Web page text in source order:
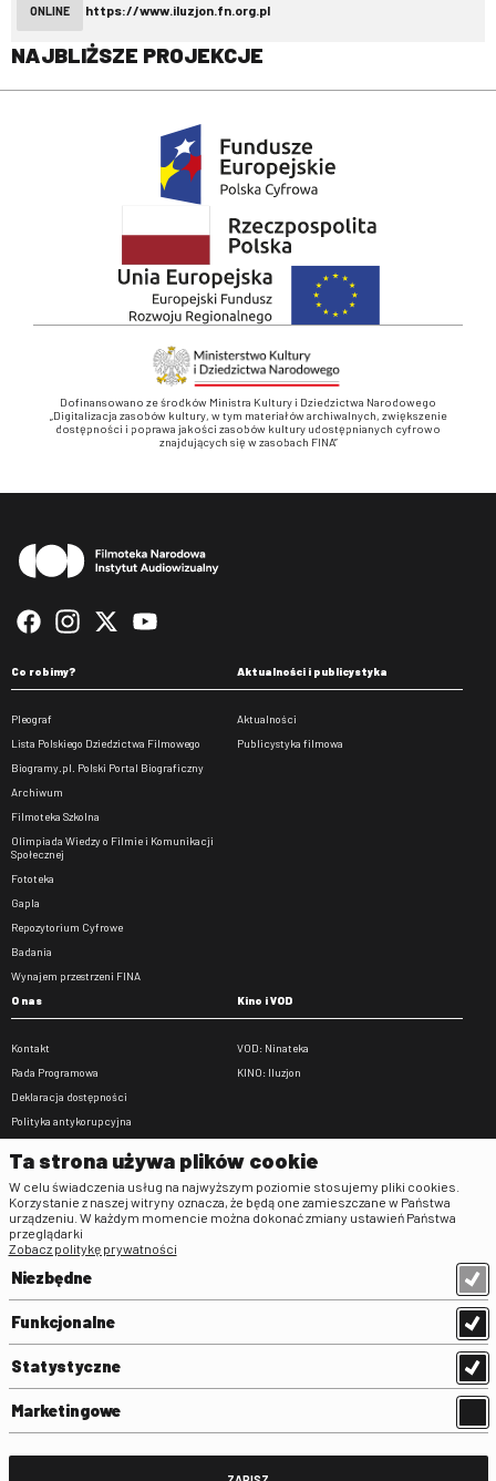
ONLINE https://www.iluzjon.fn.org.pl
NAJBLIŻSZE PROJEKCJE
Dofinansowano ze środków Ministra Kultury i Dziedzictwa Narodowego
„Digitalizacja zasobów kultury, w tym materiałów archiwalnych, zwiększenie
dostępności i poprawa jakości zasobów kultury udostępnianych cyfrowo
znajdujących się w zasobach FINA”
Co robimy?
Pleograf
Lista Polskiego Dziedzictwa Filmowego
Biogramy.pl. Polski Portal Biograficzny
Archiwum
Filmoteka Szkolna
Olimpiada Wiedzy o Filmie i Komunikacji
Społecznej
Fototeka
Gapla
Repozytorium Cyfrowe
Badania
Wynajem przestrzeni FINA
Aktualności i publicystyka
Aktualności
Publicystyka filmowa
O nas
Kontakt
Rada Programowa
Deklaracja dostępności
Polityka antykorupcyjna
Zamówienia publiczne
Praca w FINA
Kino i VOD
VOD: Ninateka
KINO: Iluzjon
Regulaminy
Klauzula informacyjna RODO
Regulamin użytkowania parkingu
Standardy ochrony małoletnich
Regulamin kina Iluzjon
Ta strona używa plików cookie
W celu świadczenia usług na najwyższym poziomie stosujemy pliki cookies.
Korzystanie z naszej witryny oznacza, że będą one zamieszczane w Państwa
urządzeniu. W każdym momencie można dokonać zmiany ustawień Państwa
przeglądarki
Zobacz politykę prywatności
Niezbędne
Funkcjonalne
Statystyczne
Marketingowe